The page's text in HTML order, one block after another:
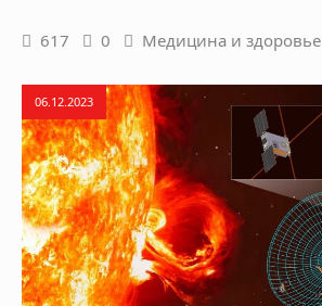
617 0 Медицина и здоровье
06.12.2023